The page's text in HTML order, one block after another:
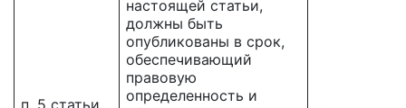
п. 5 статьи
настоящей статьи,
должны быть
опубликованы в срок,
обеспечивающий
правовую
определенность и